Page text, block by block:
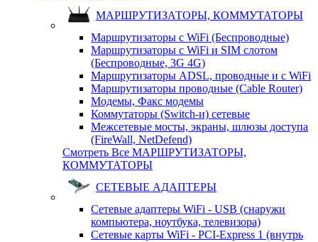
МАРШРУТИЗАТОРЫ, КОММУТАТОРЫ
Маршрутизаторы с WiFi (Беспроводные)
Маршрутизаторы с WiFi и SIM слотом
(Беспроводные, 3G 4G)
Маршрутизаторы ADSL, проводные и с WiFi
Маршрутизаторы проводные (Cable Router)
Модемы, Факс модемы
Коммутаторы (Switch-и) сетевые
Межсетевые мосты, экраны, шлюзы доступа
(FireWall, NetDefend)
Смотреть Все МАРШРУТИЗАТОРЫ,
КОММУТАТОРЫ
СЕТЕВЫЕ АДАПТЕРЫ
Сетевые адаптеры WiFi - USB (снаружи
компьютера, ноутбука, телевизора)
Сетевые карты WiFi - PCI-Express 1 (внутрь